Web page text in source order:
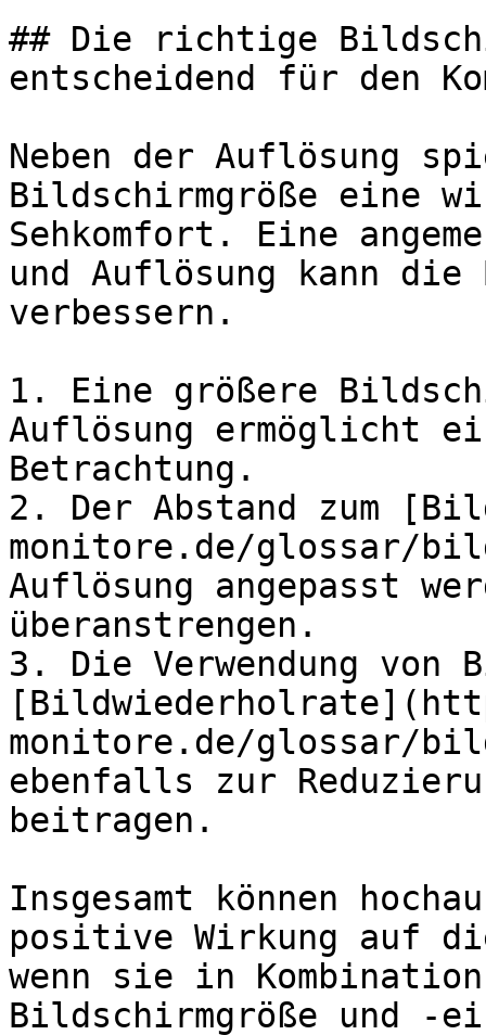
## Die richtige
entscheidend für den
Neben der Auflösung
Bildschirmgröße eine
Sehkomfort. Eine
und Auflösung kann
verbessern.
1. Eine größere
Auflösung ermöglicht
Betrachtung.
2. Der Abstand zum
monitore.de/glossar/
Auflösung angepasst
überanstrengen.
3. Die Verwendung von
monitore.de/glossar/
ebenfalls zur
beitragen.
Insgesamt können
positive Wirkung auf
wenn sie in